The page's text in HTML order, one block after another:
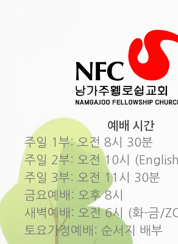
예배 시간
주일 1부: 오전 8시 30분
주일 2부: 오전 10시
주일 3부: 오전 11시 30분
금요예배: 오후 8시
새벽예배: 오전 6시 (화-금/
토요가정예배: 순서지 배부